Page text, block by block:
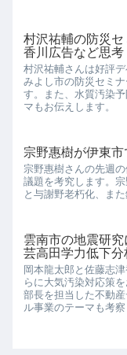
村沢祐輔の防災
香川広告など思考
村沢祐輔さんは好評
みよし市の防災セミ
す。また、水質汚染
マもお伝えします。
宗野惠樹が伊東
宗野惠樹さんの先週
議題を考究します。
と与謝野老朽化、ま
雲南市の地震研
芸高田学力低下分
岡本龍太郎と佐藤志
らに大気汚染対応策
部長を担当した不動
ル事業のテーマも考察